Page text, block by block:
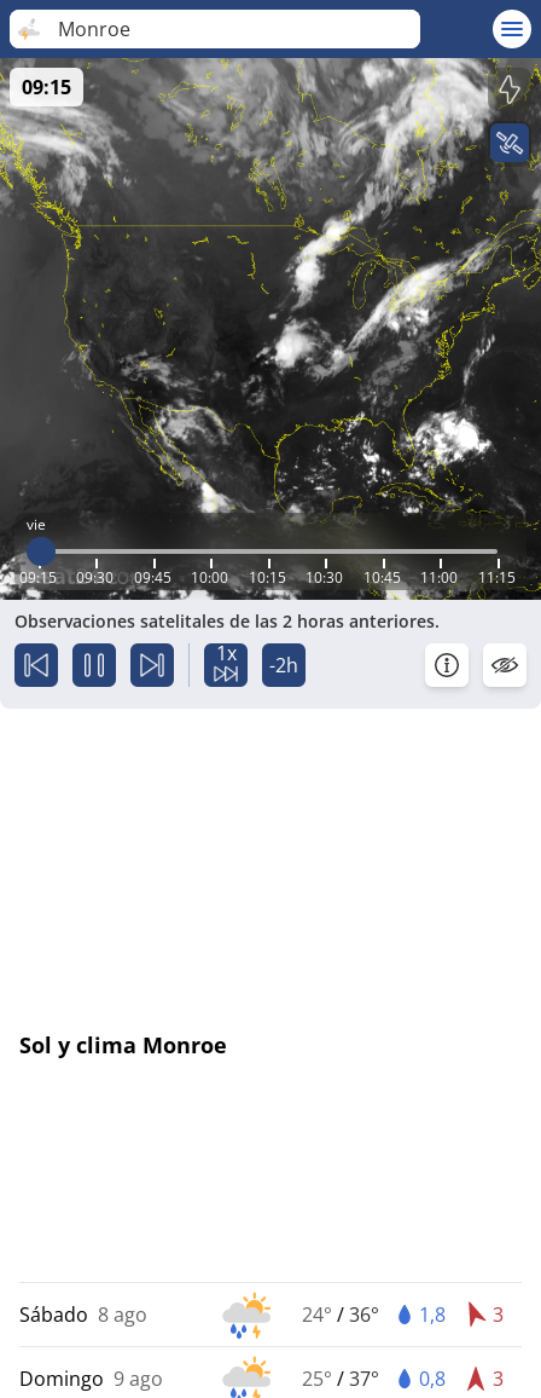
Monroe
vie
09:15 09:30 09:45 10:00 10:15 10:30 10:45 11:00 11:15
09:15
Observaciones satelitales de las 2 horas anteriores.
1x -2h
Sol y clima Monroe
Sábado 8 ago 24° /36° 1,8 3
Domingo 9 ago 25° /37° 0,8 3